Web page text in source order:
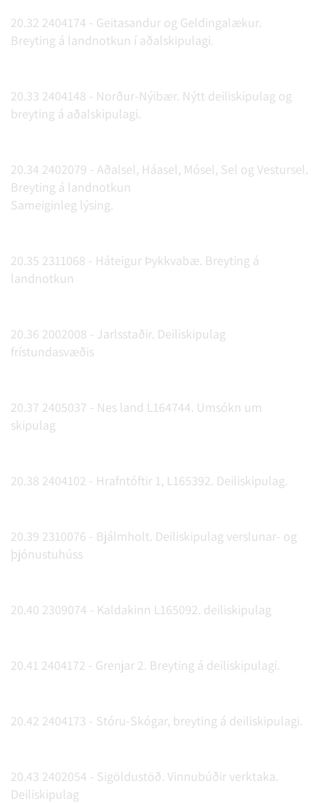
20.32 2404174 - Geitasandur og Geldingalækur.
Breyting á landnotkun í aðalskipulagi.
20.33 2404148 - Norður-Nýibær. Nýtt deiliskipulag og
breyting á aðalskipulagi.
20.34 2402079 - Aðalsel, Háasel, Mósel, Sel og Vestursel.
Breyting á landnotkun
Sameiginleg lýsing.
20.35 2311068 - Háteigur Þykkvabæ. Breyting á
landnotkun
20.36 2002008 - Jarlsstaðir. Deiliskipulag
frístundasvæðis
20.37 2405037 - Nes land L164744. Umsókn um
skipulag
20.38 2404102 - Hrafntóftir 1, L165392. Deiliskipulag.
20.39 2310076 - Bjálmholt. Deiliskipulag verslunar- og
þjónustuhúss
20.40 2309074 - Kaldakinn L165092. deiliskipulag
20.41 2404172 - Grenjar 2. Breyting á deiliskipulagi.
20.42 2404173 - Stóru-Skógar, breyting á deiliskipulagi.
20.43 2402054 - Sigöldustöð. Vinnubúðir verktaka.
Deiliskipulag